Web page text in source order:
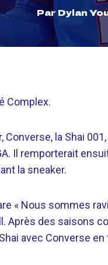
Par Dylan
Complex.
la Shai
Il remporterait
la sneaker.
« Nous sommes
Après des saisons
avec Converse